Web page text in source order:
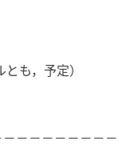
も，予定）
－－－－－－－－